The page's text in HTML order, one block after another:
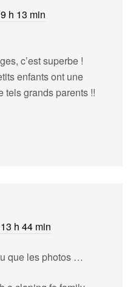
h 13 min
c’est superbe !
enfants ont une
tels grands parents !!
h 44 min
que les photos …